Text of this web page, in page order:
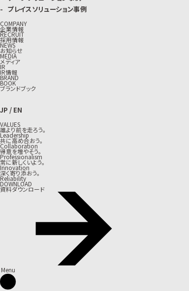
プレイスソリューション事例
COMPANY
企業情報
RECRUIT
採用情報
NEWS
お知らせ
MEDIA
メディア
IR
IR情報
BRAND
BOOK
ブランドブック
JP / EN
VALUES
誰より前を走ろう。
Leadership
共に高め合おう。
Collaboration
得意を増やそう。
Professionalism
常に新しくいよう。
Innovation
深く寄り添おう。
Reliability
DOWNLOAD
資料ダウンロード
Menu